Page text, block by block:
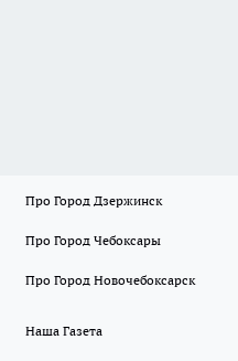
Про Город Дзержинск
Про Город Чебоксары
Про Город Новочебоксарск
Наша Газета